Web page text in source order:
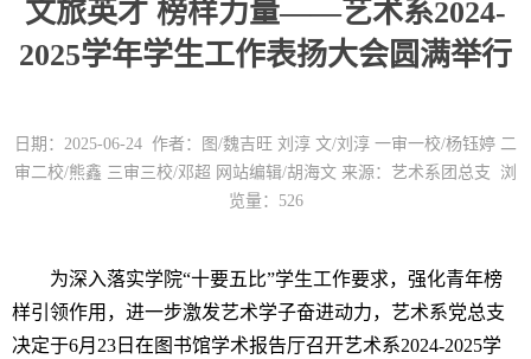
文旅英才 榜样力量——艺术系2024-
2025学年学生工作表扬大会圆满举行
日期：2025-06-24 作者：图/魏吉旺 刘淳 文/刘淳 一审一校/杨钰婷 二
审二校/熊鑫 三审三校/邓超 网站编辑/胡海文 来源：艺术系团总支 浏
览量： 526
为深入落实学院“十要五比”学生工作要求，强化青年榜
样引领作用，进一步激发艺术学子奋进动力，艺术系党总支
决定于6月23日在图书馆学术报告厅召开艺术系2024-2025学